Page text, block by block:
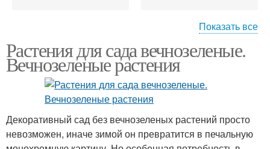
ландшафтном дизайне
вечнозеленых растений
Растения для создания Бордюрные растения
Показать все
Растения для сада вечнозеленые.
Вечнозеленые растения
Декоративный сад без вечнозеленых растений просто
невозможен, иначе зимой он превратится в печальную